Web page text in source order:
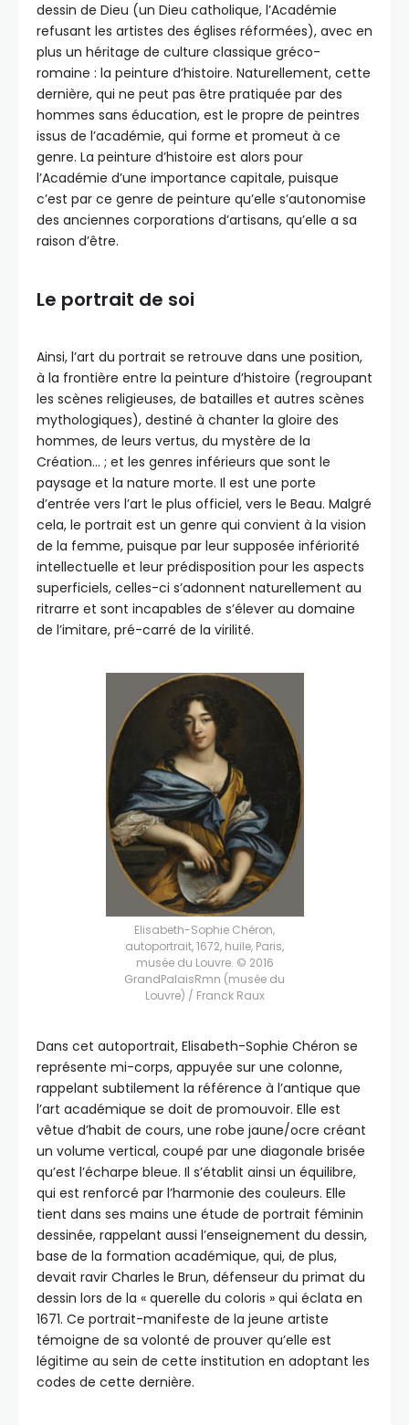
dessin de Dieu (un Dieu catholique, l’Académie
refusant les artistes des églises réformées), avec en
plus un héritage de culture classique gréco-
romaine : la peinture d’histoire. Naturellement, cette
dernière, qui ne peut pas être pratiquée par des
hommes sans éducation, est le propre de peintres
issus de l’académie, qui forme et promeut à ce
genre. La peinture d’histoire est alors pour
l’Académie d’une importance capitale, puisque
c’est par ce genre de peinture qu’elle s’autonomise
des anciennes corporations d’artisans, qu’elle a sa
raison d’être.
Le portrait de soi
Ainsi, l’art du portrait se retrouve dans une position,
à la frontière entre la peinture d’histoire (regroupant
les scènes religieuses, de batailles et autres scènes
mythologiques), destiné à chanter la gloire des
hommes, de leurs vertus, du mystère de la
Création… ; et les genres inférieurs que sont le
paysage et la nature morte. Il est une porte
d’entrée vers l’art le plus officiel, vers le Beau. Malgré
cela, le portrait est un genre qui convient à la vision
de la femme, puisque par leur supposée infériorité
intellectuelle et leur prédisposition pour les aspects
superficiels, celles-ci s’adonnent naturellement au
ritrarre et sont incapables de s’élever au domaine
de l’imitare, pré-carré de la virilité.
Elisabeth-Sophie Chéron,
autoportrait, 1672, huile, Paris,
musée du Louvre. © 2016
GrandPalaisRmn (musée du
Louvre) / Franck Raux
Dans cet autoportrait, Elisabeth-Sophie Chéron se
représente mi-corps, appuyée sur une colonne,
rappelant subtilement la référence à l’antique que
l’art académique se doit de promouvoir. Elle est
vêtue d’habit de cours, une robe jaune/ocre créant
un volume vertical, coupé par une diagonale brisée
qu’est l’écharpe bleue. Il s’établit ainsi un équilibre,
qui est renforcé par l’harmonie des couleurs. Elle
tient dans ses mains une étude de portrait féminin
dessinée, rappelant aussi l’enseignement du dessin,
base de la formation académique, qui, de plus,
devait ravir Charles le Brun, défenseur du primat du
dessin lors de la « querelle du coloris » qui éclata en
1671. Ce portrait-manifeste de la jeune artiste
témoigne de sa volonté de prouver qu’elle est
légitime au sein de cette institution en adoptant les
codes de cette dernière.